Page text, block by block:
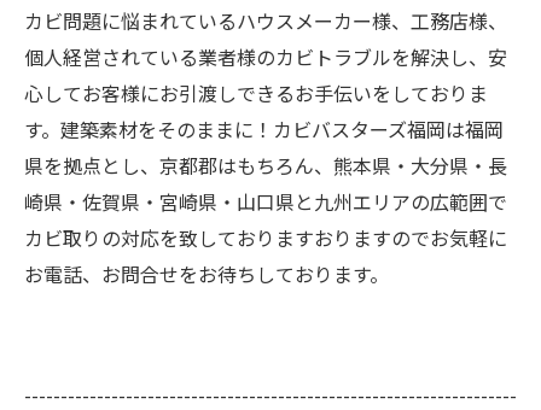
カビ問題に悩まれているハウスメーカー様、工務店様、
個人経営されている業者様のカビトラブルを解決し、安
心してお客様にお引渡しできるお手伝いをしておりま
す。建築素材をそのままに！カビバスターズ福岡は福岡
県を拠点とし、京都郡はもちろん、熊本県・大分県・長
崎県・佐賀県・宮崎県・山口県と九州エリアの広範囲で
カビ取りの対応を致しておりますおりますのでお気軽に
お電話、お問合せをお待ちしております。
--------------------------------------------------------------------